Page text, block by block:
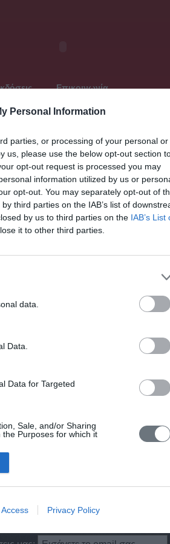
Personal Information
parties, or processing of your personal or
us, please use the below opt-out section
opt-out request is processed you may
information utilized by us or
opt-out. You may separately opt-out of
third parties on the IAB’s list of
by us to third parties on the IAB’s List
it to other third parties.
data.
Data.
Data for Targeted
Sale, and/or Sharing
Purposes for which it
Privacy Policy
Επικοινωνία
είναι:...
Παγκόσμιο
Γεωρκάτζης,
Γητς, Ουίλλιαμ
Γιαβλένσκυ,
Γιάβορωφ, Πέιο
Γιαγκούλας,
αι. - Κατερίνη,
Γιαγκώφ,
Γιαγτζής,
Άμφισσα], 1786
Γιαζίντ Α' (Ιμπν
Γιακόμπι (
Γιακόμπι
Γιάκομπς
Γιάκομπσεν
Γιάκομπσεν
Γιάκομπσον,
Γιάκομπσταλ